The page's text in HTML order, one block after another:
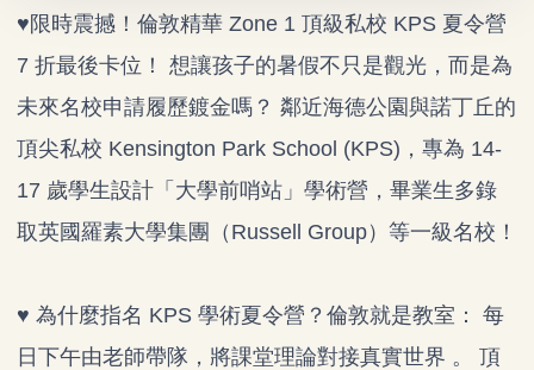
♥限時震撼！倫敦精華 Zone 1 頂級私校 KPS 夏令營
7 折最後卡位！ 想讓孩子的暑假不只是觀光，而是為
未來名校申請履歷鍍金嗎？ 鄰近海德公園與諾丁丘的
頂尖私校 Kensington Park School (KPS)，專為 14-
17 歲學生設計「大學前哨站」學術營，畢業生多錄
取英國羅素大學集團（Russell Group）等一級名校！
♥ 為什麼指名 KPS 學術夏令營？倫敦就是教室： 每
日下午由老師帶隊，將課堂理論對接真實世界 。 頂